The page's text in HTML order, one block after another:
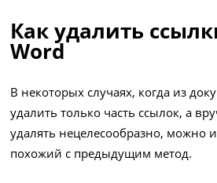
Как удалить
Word
В некоторых случаях, когда из
удалить только часть ссылок, а
удалять нецелесообразно, можно
похожий с предыдущим метод.